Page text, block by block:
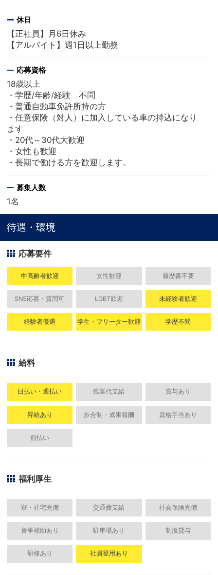
休日
【正社員】月6日休み
【アルバイト】週1日以上勤務
応募資格
18歳以上
・学歴/年齢/経験 不問
・普通自動車免許所持の方
・任意保険（対人）に加入している車の持込になり
ます
・20代～30代大歓迎
・女性も歓迎
・長期で働ける方を歓迎します。
募集人数
1名
待遇・環境
応募要件
中高齢者歓迎 女性歓迎 履歴書不要
SNS応募・質問可 LGBT歓迎 未経験者歓迎
経験者優遇 学生・フリーター歓迎 学歴不問
給料
日払い・週払い 残業代支給 賞与あり
昇給あり 歩合制・成果報酬 資格手当あり
前払い
福利厚生
寮・社宅完備 交通費支給 社会保険完備
食事補助あり 駐車場あり 制服貸与
研修あり 社員登用あり